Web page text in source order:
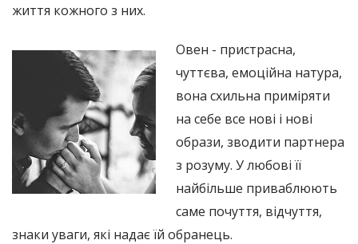
життя кожного з них.
Овен - пристрасна,
чуттєва, емоційна натура,
вона схильна приміряти
на себе все нові і нові
образи, зводити партнера
з розуму. У любові її
найбільше приваблюють
саме почуття, відчуття,
знаки уваги, які надає їй обранець.